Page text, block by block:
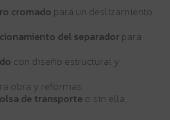
cromado para un deslizamiento
del separadorpara
con diseño estructural y
obra y reformas.
de transporte o sin ella,